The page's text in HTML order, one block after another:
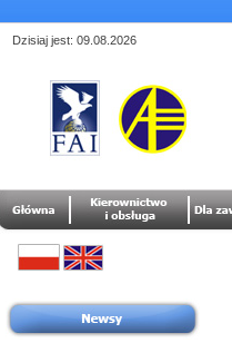
Dzisiaj jest: 09.08.2026